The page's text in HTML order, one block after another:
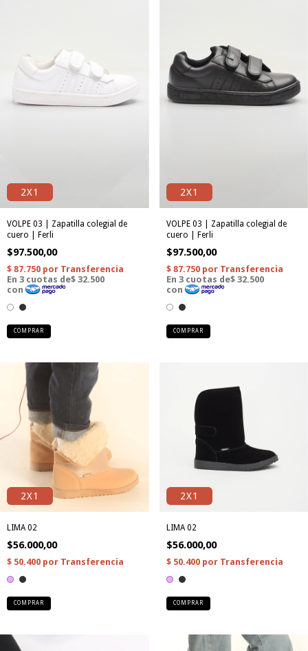
2X1
VOLPE 03 | Zapatilla colegial de
cuero | Ferli
$97.500,00
COMPRAR
2X1
VOLPE 03 | Zapatilla colegial de
cuero | Ferli
$97.500,00
COMPRAR
2X1
LIMA 02
$56.000,00
COMPRAR
2X1
LIMA 02
$56.000,00
COMPRAR